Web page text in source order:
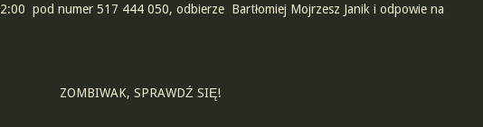
pod numer 517 444 050, odbierze Bartłomiej Mojrzesz Janik i odpowie na
ZOMBIWAK, SPRAWDŹ SIĘ!